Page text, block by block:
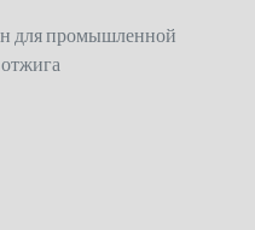
для промышленной